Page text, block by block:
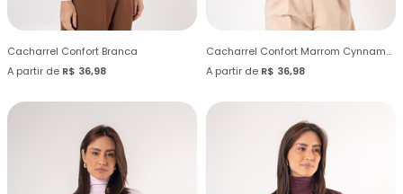
Cacharrel Confort Branca
A partir de R$ 36,98
Cacharrel Confort Marrom Cynnamom
A partir de R$ 36,98